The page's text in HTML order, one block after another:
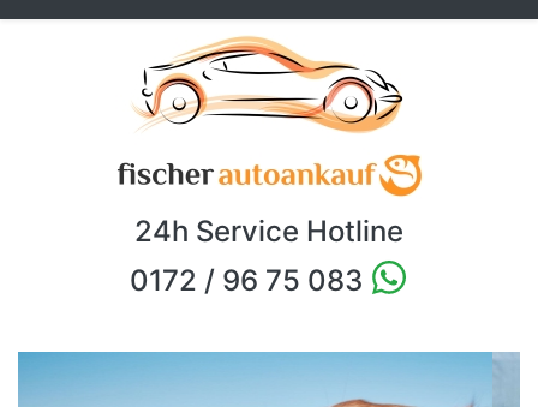
24h Service Hotline
0172 / 96 75 083